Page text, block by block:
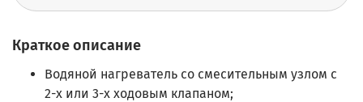
Краткое описание
Водяной нагреватель со смесительным узлом с
2-х или 3-х ходовым клапаном;